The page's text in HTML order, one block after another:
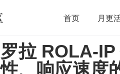
首页 月更
开源 架构
团队管理 程序员
罗拉 ROLA-
性、响应速度